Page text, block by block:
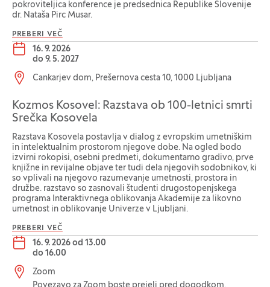
pokroviteljica konference je predsednica Republike Slovenije
dr. Nataša Pirc Musar.
PREBERI VEČ
Datum dogodka:
16. 9. 2026
do 9. 5. 2027
Lokacija dogodka:
Cankarjev dom, Prešernova cesta 10, 1000 Ljubljana
Kozmos Kosovel: Razstava ob 100-letnici smrti
Srečka Kosovela
Razstava Kosovela postavlja v dialog z evropskim umetniškim
in intelektualnim prostorom njegove dobe. Na ogled bodo
izvirni rokopisi, osebni predmeti, dokumentarno gradivo, prve
knjižne in revijalne objave ter tudi dela njegovih sodobnikov, ki
so vplivali na njegovo razumevanje umetnosti, prostora in
družbe. razstavo so zasnovali študenti drugostopenjskega
programa Interaktivnega oblikovanja Akademije za likovno
umetnost in oblikovanje Univerze v Ljubljani.
PREBERI VEČ
Datum dogodka:
16. 9. 2026 od 13.00
do 16.00
Lokacija dogodka:
Zoom